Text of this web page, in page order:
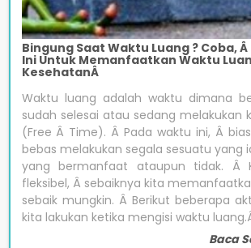
Bingung Saat Waktu Luang ? Coba, Â
Ini Untuk Memanfaatkan Waktu
KesehatanÂ
Waktu luang adalah waktu dimana
sudah selesai atau sedang melakukan
(Free Â Time). Â Pada waktu ini, Â
bebas melakukan segala sesuatu yang
yang bermanfaat ataupun tidak. Â
fleksibel, Â sebaiknya kita
sebaik mungkin. Â Berikut beberapa
kita lakukan ketika mengisi waktu
Baca